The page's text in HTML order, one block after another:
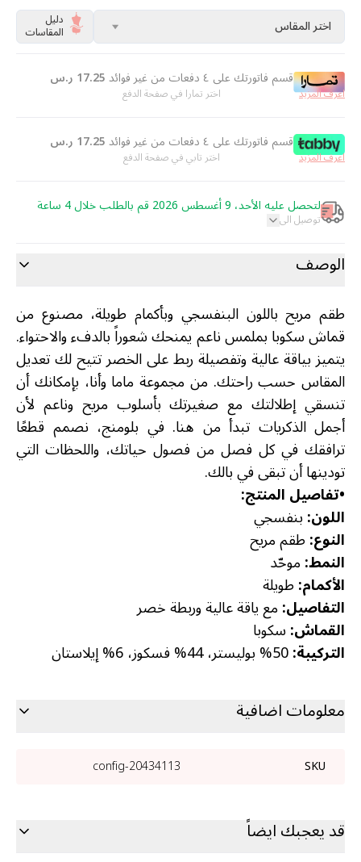
اختر المقاس
دليل
المقاسات
قسم فاتورتك على ٤ دفعات من غير فوائد 17.25 ر.س
اختر تمارا في صفحة الدفع اعرف المزيد
قسم فاتورتك على ٤ دفعات من غير فوائد 17.25 ر.س
اختر تابي في صفحة الدفع اعرف المزيد
لتحصل عليه الأحد، 9 أغسطس 2026 قم بالطلب خلال 4 ساعة
توصيل الى
الوصف
طقم مريح باللون البنفسجي وبأكمام طويلة، مصنوع من
قماش سكوبا بملمس ناعم يمنحك شعوراً بالدفء والاحتواء.
يتميز بياقة عالية وتفصيلة ربط على الخصر تتيح لك تعديل
المقاس حسب راحتك. من مجموعة ماما وأنا، بإمكانك أن
تنسقي إطلالتك مع صغيرتك بأسلوب مريح وناعم لأن
أجمل الذكريات تبدأ من هنا. في بلومنج، نصمم قطعًا
ترافقك في كل فصل من فصول حياتك، واللحظات التي
تودينها أن تبقى في بالك.
•تفاصيل المنتج:
اللون:بنفسجي
النوع:طقم مريح
النمط:موحّد
الأكمام:طويلة
التفاصيل:مع ياقة عالية وربطة خصر
القماش:سكوبا
التركيبة:
معلومات اضافية
SKU
20434113-config
قد يعجبك ايضاً